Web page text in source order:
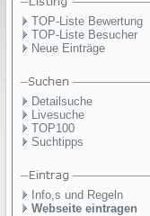
TOP-Liste Bewertung
TOP-Liste Besucher
Neue Einträge
Detailsuche
Livesuche
TOP100
Suchtipps
Info,s und Regeln
Webseite eintragen